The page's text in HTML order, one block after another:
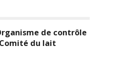
de contrôle
du lait